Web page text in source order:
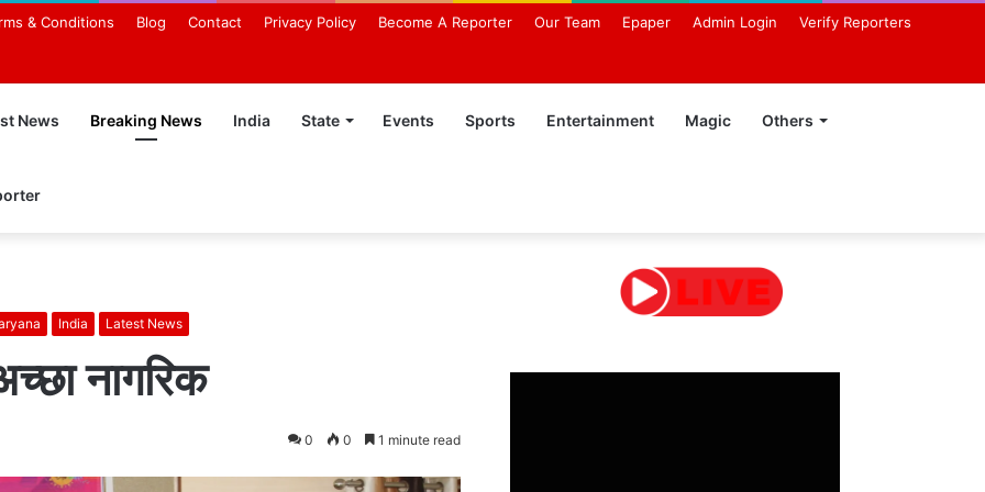
& Conditions Blog Contact Privacy Policy Become A Reporter Our Team Epaper Admin Login Verify Reporters
News Breaking News India State Events Sports Entertainment Magic Others
India Latest News
नागरिक
0 0 1 minute read